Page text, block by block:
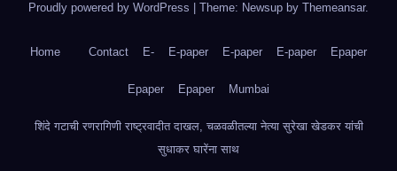
Proudly powered by WordPress Theme: Newsup by Themeansar.
Home Contact E- E-paper E-paper E-paper Epaper
Epaper Epaper Mumbai
शिंदे गटाची रणरागिणी राष्ट्रवादीत दाखल, चळवळीतल्या नेत्या सुरेखा खेडकर यांची
सुधाकर घारेंना साथ